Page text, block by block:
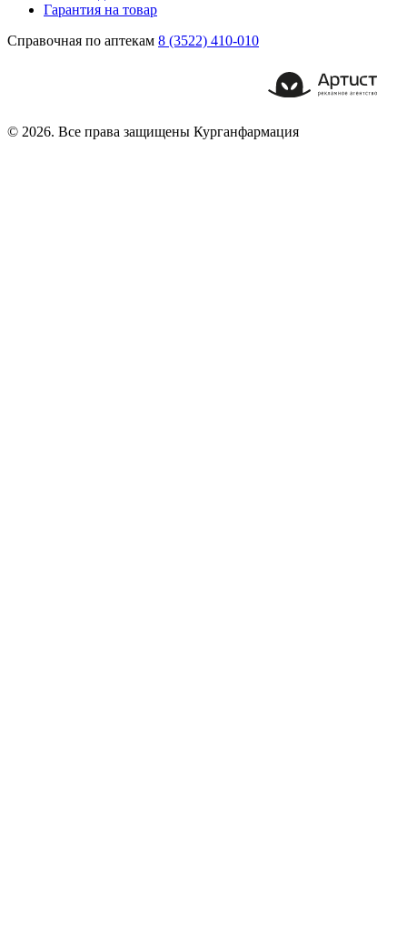
Гарантия на товар
Справочная по аптекам 8 (3522) 410-010
© 2026. Все права защищены Курганфармация